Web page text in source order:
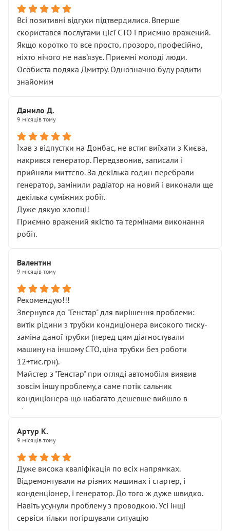
Всі позитивні відгуки підтвердилися. Вперше
скористався послугами цієї СТО і приємно вражений.
Якщо коротко то все просто, прозоро, професійно,
ніхто нічого не нав'язує. Приємні молоді люди.
Особиста подяка Дмитру. Однозначно буду радити
знайомим
Данило Д.
9 місяців тому
Їхав з відпустки на Донбас, не встиг виїхати з Києва,
накрився генератор. Передзвонив, записали і
прийняли миттєво. За декілька годин перебрали
генератор, замінили радіатор на новий і виконали ще
декілька суміжних робіт.
Дуже дякую хлопці!
Приємно вражений якістю та термінами виконання
робіт.
Валентин
9 місяців тому
Рекомендую!!!
Звернувся до "Генстар" для вирішення проблеми:
витік рідини з трубки кондиціонера високого тиску-
заміна даної трубки (перед цим діагностували
машину на іншому СТО,ціна трубки без роботи
12+тис.грн).
Майстер з "Генстар" при огляді автомобіля виявив
зовсім іншу проблему,а саме потік сальник
кондиціонера що набагато дешевше вийшло в
підсумку.
Артур К.
9 місяців тому
Дуже висока кваліфікація по всіх напрямках.
Відремонтували на різних машинах і стартер, і
конденціонер, і генератор. До того ж дуже швидко.
Навіть усунули проблему з проводкою. Усі інщі
сервіси тільки погіршували ситуацію